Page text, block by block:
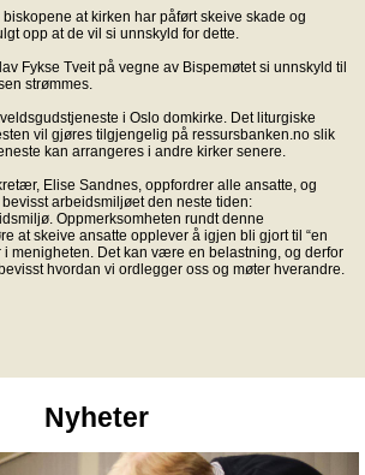
at kirken har påført skeive skade og
opp at de vil si unnskyld for dette.
Fykse Tveit på vegne av Bispemøtet si unnskyld til
strømmes.
i Oslo domkirke. Det liturgiske
vil gjøres tilgjengelig på ressursbanken.no slik
kan arrangeres i andre kirker senere.
Elise Sandnes, oppfordrer alle ansatte, og
arbeidsmiljøet den neste tiden:
Oppmerksomheten rundt denne
at skeive ansatte opplever å igjen bli gjort til “en
i menigheten. Det kan være en belastning, og derfor
hvordan vi ordlegger oss og møter hverandre.
Nyheter